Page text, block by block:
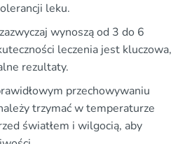
leku.
wynoszą od 3 do 6
leczenia jest kluczowa,
rezultaty.
przechowywaniu
trzymać w temperaturze
światłem i wilgocią, aby